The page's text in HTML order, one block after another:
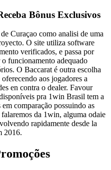
Bônus Exclusivos
Curaçao como analisi de uma
O site utiliza software
verificados, e passa por
funcionamento adequado
O Baccarat é outra escolha
aos jogadores a
en contra o dealer. Favour
pra 1win Brasil tem a
comparação possuindo as
da 1win, alguma odaie
rapidamente desde la
2016.